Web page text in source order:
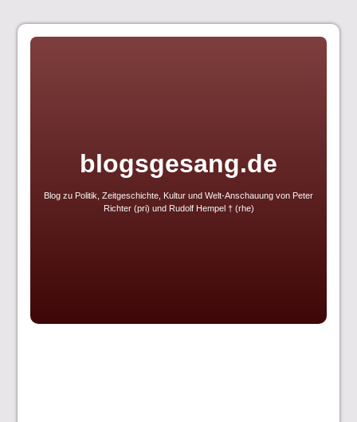
Skip
blogsgesang.de
Blog zu Politik, Zeitgeschichte, Kultur und Welt-Anschauung von Peter
Richter (pri) und Rudolf Hempel † (rhe)